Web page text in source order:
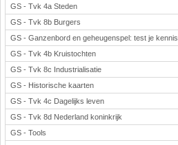
GS - Tvk 4a Steden
GS - Tvk 8b Burgers
GS - Ganzenbord en geheugenspel: test je kennis
GS - Tvk 4b Kruistochten
GS - Tvk 8c Industrialisatie
GS - Historische kaarten
GS - Tvk 4c Dagelijks leven
GS - Tvk 8d Nederland koninkrijk
GS - Tools